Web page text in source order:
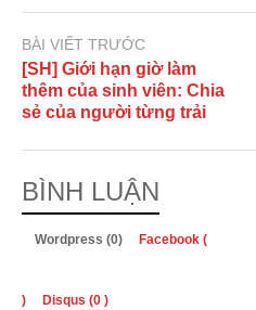
BÀI VIẾT TRƯỚC
[SH] Giới hạn giờ làm
thêm của sinh viên: Chia
sẻ của người từng trải
BÌNH LUẬN
Wordpress (0) Facebook (
) Disqus (0 )